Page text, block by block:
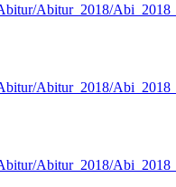
Abitur_2018/
Abitur_2018/
Abitur_2018/